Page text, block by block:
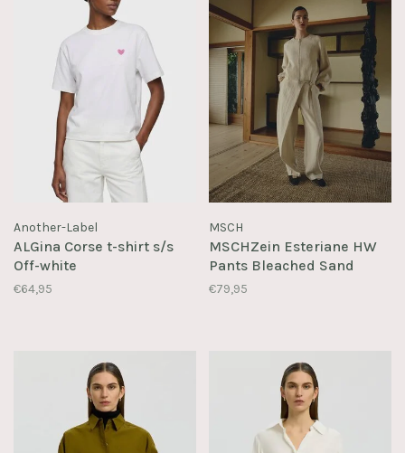
Another-Label
ALGina Corse t-shirt s/s
Off-white
€64,95
MSCH
MSCHZein Esteriane HW
Pants Bleached Sand
€79,95